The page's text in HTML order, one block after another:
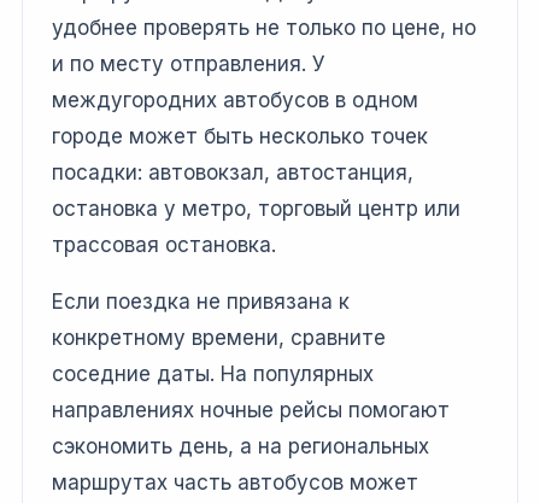
удобнее проверять не только по цене, но
и по месту отправления. У
междугородних автобусов в одном
городе может быть несколько точек
посадки: автовокзал, автостанция,
остановка у метро, торговый центр или
трассовая остановка.
Если поездка не привязана к
конкретному времени, сравните
соседние даты. На популярных
направлениях ночные рейсы помогают
сэкономить день, а на региональных
маршрутах часть автобусов может